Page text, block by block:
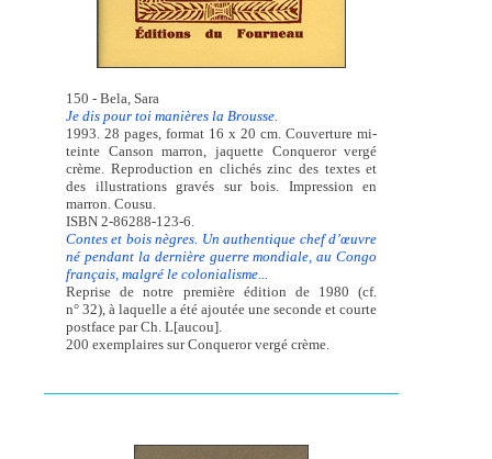
150 - Bela, Sara
Je dis pour toi manières la Brousse.
1993. 28 pages, format 16 x 20 cm. Couverture mi-
teinte Canson marron, jaquette Conqueror vergé
crème. Reproduction en clichés zinc des textes et
des illustrations gravés sur bois. Impression en
marron. Cousu.
ISBN 2-86288-123-6.
Contes et bois nègres. Un authentique chef d’œuvre
né pendant la dernière guerre mondiale, au Congo
français, malgré le colonialisme...
Reprise de notre première édition de 1980 (cf.
n° 32), à laquelle a été ajoutée une seconde et courte
postface par Ch. L[aucou].
200 exemplaires sur Conqueror vergé crème.